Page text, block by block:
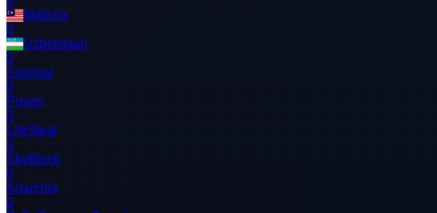
Malezja
0
Uzbekistan
0
Survival
0
Prison
0
LifeSteal
0
SkyBlock
0
Anarchia
0